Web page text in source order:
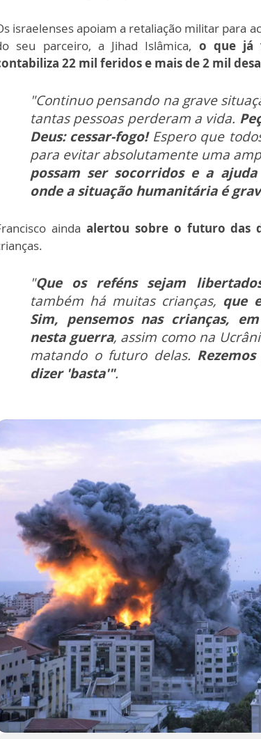
israelenses apoiam a retaliação militar para
seu parceiro, a Jihad Islâmica, o que já
22 mil feridos e mais de 2 mil
"Continuo pensando na grave
tantas pessoas perderam a vida.
Deus: cessar-fogo! Espero que
para evitar absolutamente uma
possam ser socorridos e a
onde a situação humanitária é
ainda alertou sobre o futuro das
"Que os reféns sejam
também há muitas crianças, que
Sim, pensemos nas crianças,
nesta guerra, assim como na
matando o futuro delas.
dizer 'basta'".